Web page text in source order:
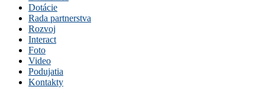
Dotácie
Rada partnerstva
Rozvoj
Interact
Foto
Video
Podujatia
Kontakty